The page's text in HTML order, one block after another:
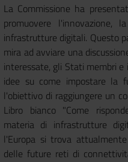
La Commissione ha
promuovere l'innovazione,
infrastrutture digitali. Questo
mira ad avviare una
interessate, gli Stati membri
idee su come impostare la
l'obiettivo di raggiungere un
Libro bianco "Come
materia di infrastrutture
l'Europa si trova
delle future reti di